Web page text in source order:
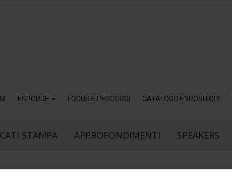
ESPORRE FOCUS E PERCORSI CATALOGO ESPOSITORI
STAMPA APPROFONDIMENTI SPEAKERS